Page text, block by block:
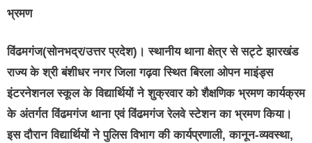
भ्रमण
विंढमगंज(सोनभद्र/उत्तर प्रदेश)। स्थानीय थाना क्षेत्र से सट्टे झारखंड
राज्य के श्री बंशीधर नगर जिला गढ़वा स्थित बिरला ओपन माइंड्स
इंटरनेशनल स्कूल के विद्यार्थियों ने शुक्रवार को शैक्षणिक भ्रमण कार्यक्रम
के अंतर्गत विंढमगंज थाना एवं विंढमगंज रेलवे स्टेशन का भ्रमण किया।
इस दौरान विद्यार्थियों ने पुलिस विभाग की कार्यप्रणाली, कानून-व्यवस्था,